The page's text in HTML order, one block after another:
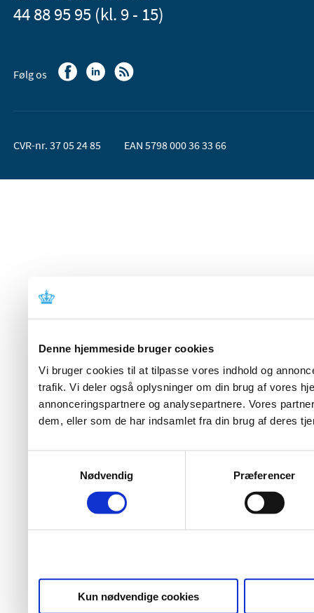
Denne hjemmeside bruger cookies
Vi bruger cookies til at tilpasse vores indhold og
trafik. Vi deler også oplysninger om din brug af vores
annonceringspartnere og analysepartnere. Vores
dem, eller som de har indsamlet fra din brug af deres
Nødvendig
Præferencer
Kun nødvendige cookies
44 88 95 95 (kl. 9 - 15)
Følg os
CVR-nr. 37 05 24 85 EAN 5798 000 36 33 66